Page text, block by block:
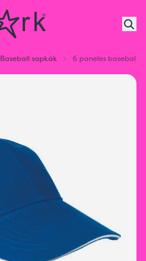
Baseball sapkák 6 paneles baseball